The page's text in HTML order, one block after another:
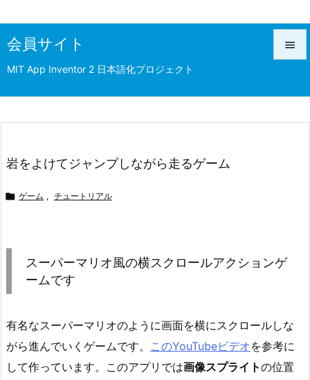
会員サイト
MIT App Inventor 2 日本語化プロジェクト

前へ
岩をよけてジャンプしながら走るゲーム
 ゲーム , チュートリアル
スーパーマリオ風の横スクロールアクションゲ
ームです
有名なスーパーマリオのように画面を横にスクロールしな
がら進んでいくゲームです。 このYouTubeビデオ を参考に
して作っています。このアプリでは画像スプライトの位置